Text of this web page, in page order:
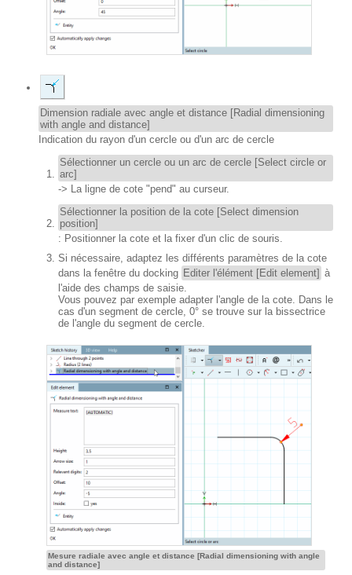
Dimension radiale avec angle et distance [Radial dimensioning
with angle and distance]
Indication du rayon d'un cercle ou d'un arc de cercle
Sélectionner un cercle ou un arc de cercle [Select circle or
arc]
-> La ligne de cote "pend" au curseur.
Sélectionner la position de la cote [Select dimension
position]
: Positionner la cote et la fixer d'un clic de souris.
Si nécessaire, adaptez les différents paramètres de la cote
dans la fenêtre du docking Editer l'élément [Edit element] à
l'aide des champs de saisie.
Vous pouvez par exemple adapter l'angle de la cote. Dans le
cas d'un segment de cercle, 0° se trouve sur la bissectrice
de l'angle du segment de cercle.
Mesure radiale avec angle et distance [Radial dimensioning with angle
and distance]